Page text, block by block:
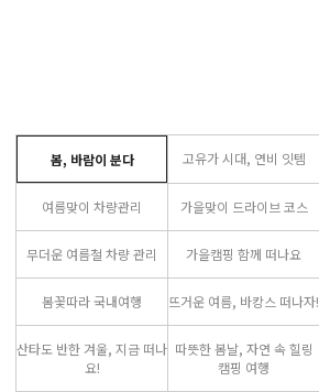
봄, 바람이 분다 고유가 시대, 연비 잇템
여름맞이 차량관리 가을맞이 드라이브 코스
무더운 여름철 차량 관리 가을캠핑 함께 떠나요
봄꽃따라 국내여행 뜨거운 여름, 바캉스 떠나자!
산타도 반한 겨울, 지금 떠나
요!
따뜻한 봄날, 자연 속 힐링
캠핑 여행